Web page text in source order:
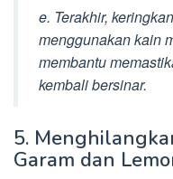
e. Terakhir,
menggunakan kain
membantu
kembali bersinar.
5.
Garam dan